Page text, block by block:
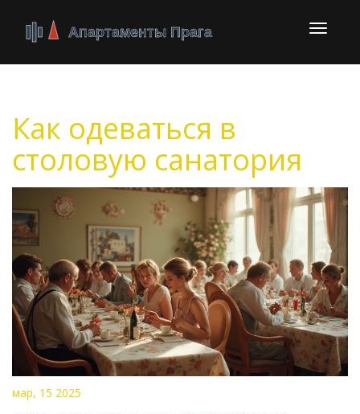
Как одеваться в
столовую санатория
мар, 15 2025